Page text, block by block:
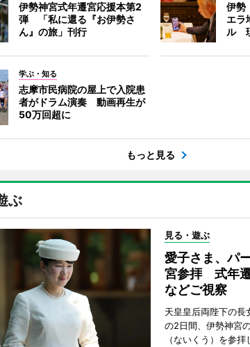
伊勢神宮式年遷宮応援本第2
弾 「私に還る『お伊勢さ
ん』の旅」刊行
伊勢
エラ
ル
学ぶ・知る
志摩市民病院の屋上で入院患
者がドラム演奏 動画再生が
50万回超に
もっと見る
ぶ
見る・遊ぶ
愛子さま、パ
宮参拝 式年遷
などご視察
天皇皇后両陛下の長
の2日間、伊勢神宮
（ないくう）を参